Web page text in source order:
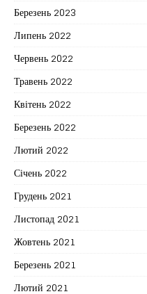
Березень 2023
Липень 2022
Червень 2022
Травень 2022
Квітень 2022
Березень 2022
Лютий 2022
Січень 2022
Грудень 2021
Листопад 2021
Жовтень 2021
Березень 2021
Лютий 2021